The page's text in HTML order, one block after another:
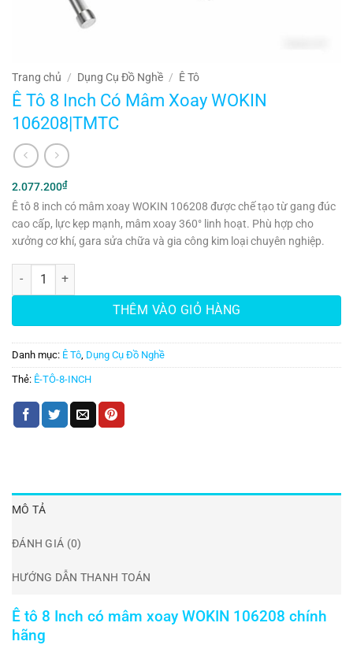
Trang chủ / Dụng Cụ Đồ Nghề / Ê Tô
Ê Tô 8 Inch Có Mâm Xoay WOKIN
106208|TMTC
2.077.200₫
Ê tô 8 inch có mâm xoay WOKIN 106208 được chế tạo từ gang đúc
cao cấp, lực kẹp mạnh, mâm xoay 360° linh hoạt. Phù hợp cho
xưởng cơ khí, gara sửa chữa và gia công kim loại chuyên nghiệp.
Ê Tô 8 Inch Có Mâm Xoay WOKIN 106208|TMTC số lượng
THÊM VÀO GIỎ HÀNG
Danh mục: Ê Tô Dụng Cụ Đồ Nghề
Thẻ: Ê-TÔ-8-INCH
MÔ TẢ
ĐÁNH GIÁ (0)
HƯỚNG DẪN THANH TOÁN
Ê tô 8 Inch có mâm xoay WOKIN 106208 chính
hãng